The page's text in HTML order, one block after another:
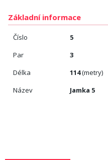
Základní informace
Číslo
5
Par
3
Délka
114(metry)
Název
Jamka 5